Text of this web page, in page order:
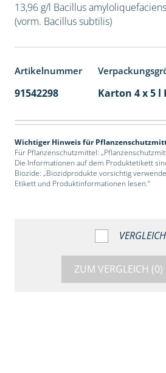
13,96 g/l Bacillus
(vorm. Bacillus subtilis)
Artikelnummer
91542298 Karton 4 x 5 l
Wichtiger Hinweis für
Für Pflanzenschutzmittel:
Die Informationen auf dem Produktetikett
Biozide: „Biozidprodukte vorsichtig
Etikett und Produktinformationen lesen.“
ZUM VERGLEICH (0)